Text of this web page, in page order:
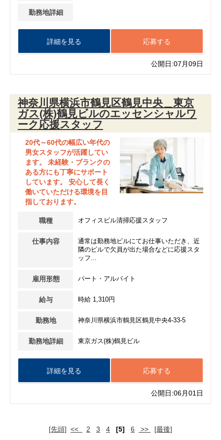
勤務地詳細
応募する
詳細を見る
公開日:07月09日
神奈川県横浜市鶴見区鶴見中央＿東京
ガス(株)鶴見ビルのエッセンシャルワ
ーク応援スタッフ
20代～60代の幅広い年代の
男女スタッフが活躍してい
ます。 未経験・ブランクの
ある方にも丁寧にサポート
しています。 安心して長く
働いていただける環境を目
指しております。
職種 オフィスビル清掃応援スタッフ
仕事内容
通常は勤務地ビルにてお仕事いただき、近
隣のビルで欠員が出た場合などに応援スタ
ッフ...
雇用形態 パート・アルバイト
給与 時給 1,310円
勤務地 神奈川県横浜市鶴見区鶴見中央4-33-5
勤務地詳細 東京ガス(株)鶴見ビル
応募する
詳細を見る
公開日:06月01日
[先頭] << 2 3 4 [5] 6 >> [最後]